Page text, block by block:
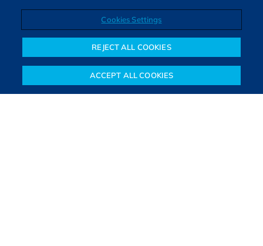
Notícias Colunistas Objetivos financeiros Investimentos Mais
O Bora Investir, site de notícias e educação financeira da B3,
oferece notícias e conteúdos especializados sobre o mercado
composta por especialistas, o site proporciona aprendizado
sólido e confiável, além de artigos de parceiros que ampliam
Cookies Settings
REJECT ALL COOKIES
ACCEPT ALL COOKIES